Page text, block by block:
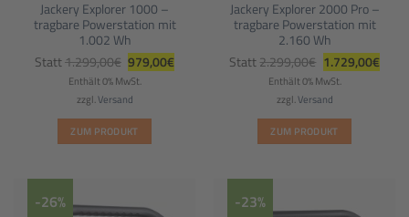
Jackery Explorer 1000 –
tragbare Powerstation mit
1.002 Wh
Statt1.299,00€ Ursprünglicher
Preis
war:
1.299,00€
979,00€Aktueller
Preis
Enthält 0% MwSt.
zzgl.Versand
ZUM PRODUKT
Jackery Explorer 2000 Pro –
tragbare Powerstation mit
2.160 Wh
Statt 2.299,00€ Ursprünglicher
Preis
war:
2.299,00€
1.729,00€Preis
Enthält 0% MwSt.
zzgl.Versand
ZUM PRODUKT
-26% -23%